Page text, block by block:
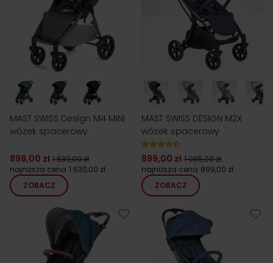
MAST SWISS Design M4 MINI
wózek spacerowy
898,00 zł 1 630,00 zł
najniższa cena 1 630,00 zł
ZOBACZ
MAST SWISS DESIGN M2X
wózek spacerowy
899,00 zł 1 085,00 zł
najniższa cena 899,00 zł
ZOBACZ